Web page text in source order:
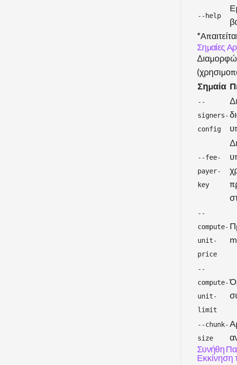
--help
Σημαίες
Σημαία
--
signers-
config
--fee-
payer-
key
--
compute-
unit-
price
--
compute-
unit-
limit
--chunk-
size
Συνήθη
Εκκίνηση